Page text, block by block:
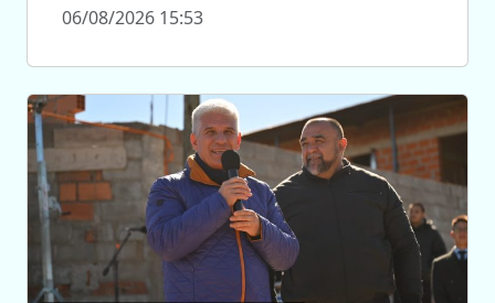
06/08/2026 15:53